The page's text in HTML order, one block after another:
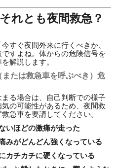
れとも夜間救急？
すぐ夜間外来に行くべきか、
すよね。体からの危険信号を
解説します。
たは救急車を呼ぶべき）危
る場合は、自己判断での様子
の可能性があるため、夜間救
急車を要請してください。
いほどの激痛が走った
みがどんどん強くなっている
カチカチに硬くなっている